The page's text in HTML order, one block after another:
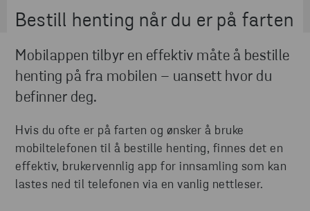
Bestill henting når du er på farten
Mobilappen tilbyr en effektiv måte å bestille
henting på fra mobilen – uansett hvor du
befinner deg.
Hvis du ofte er på farten og ønsker å bruke
mobiltelefonen til å bestille henting, finnes det en
effektiv, brukervennlig app for innsamling som kan
lastes ned til telefonen via en vanlig nettleser.